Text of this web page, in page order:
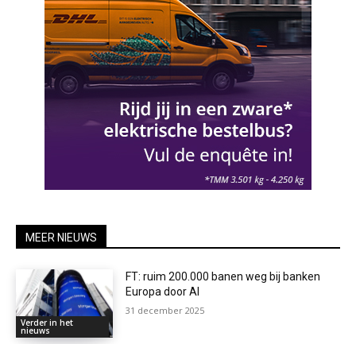
MEER NIEUWS
Verder in het
nieuws
FT: ruim 200.000 banen weg bij banken
Europa door AI
31 december 2025